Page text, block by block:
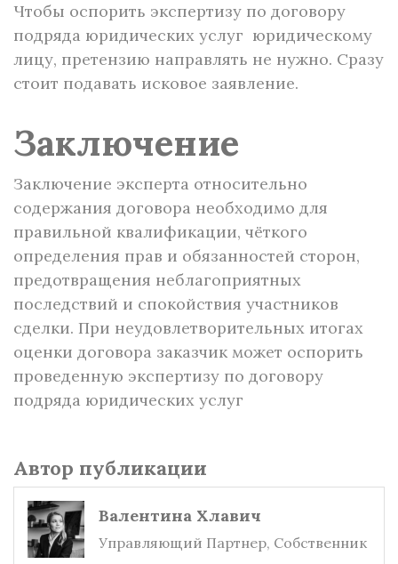
Чтобы оспорить экспертизу по договору
подряда юридических услуг юридическому
лицу, претензию направлять не нужно. Сразу
стоит подавать исковое заявление.
Заключение
Заключение эксперта относительно
содержания договора необходимо для
правильной квалификации, чёткого
определения прав и обязанностей сторон,
предотвращения неблагоприятных
последствий и спокойствия участников
сделки. При неудовлетворительных итогах
оценки договора заказчик может оспорить
проведенную экспертизу по договору
подряда юридических услуг
Автор публикации
Валентина Хлавич
Управляющий Партнер, Собственник